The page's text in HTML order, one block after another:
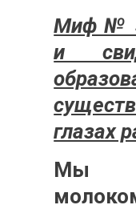
Миф №
и
глазах
Мы